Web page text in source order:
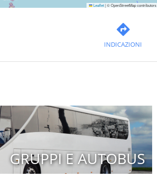
Leaflet |© OpenStreetMap contributors
INDICAZIONI
GRUPPI E AUTOBUS